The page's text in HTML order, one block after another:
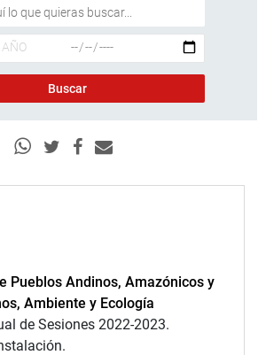
Pueblos Andinos, Amazónicos y
Ambiente y Ecología
de Sesiones 2022-2023.